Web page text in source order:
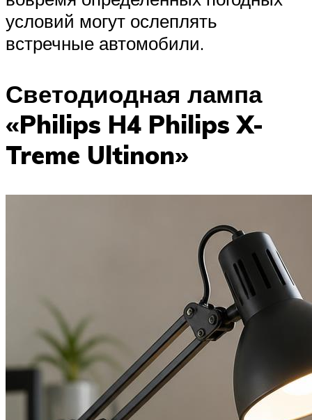
условий могут ослеплять
встречные автомобили.
Светодиодная лампа
«Philips H4 Philips X-
Treme Ultinon»